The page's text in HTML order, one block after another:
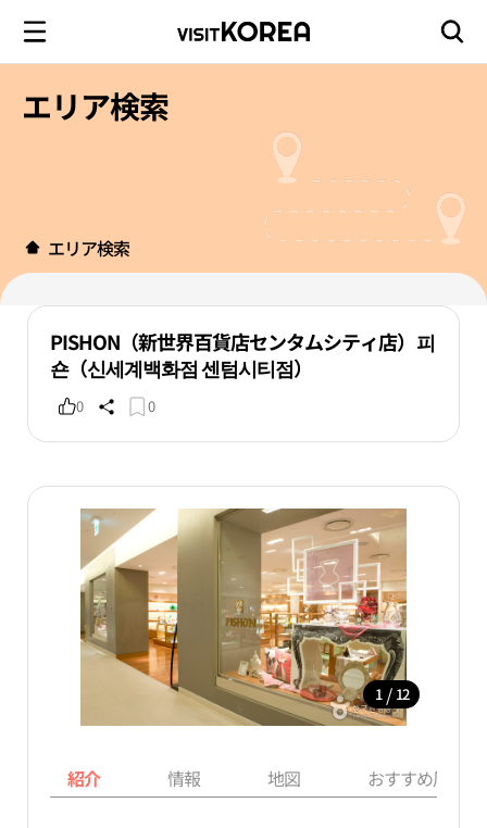
エリア検索
エリア検索
PISHON（新世界百貨店センタムシティ店）피
숀（신세계백화점 센텀시티점）
0 0
1 / 12
紹介 情報 地図 おすすめ周辺